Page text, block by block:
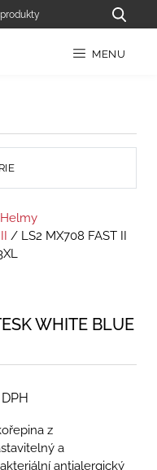
MENU
Helmy
/ LS2 MX708 FAST II
WHITE BLUE
z
a
antialergický